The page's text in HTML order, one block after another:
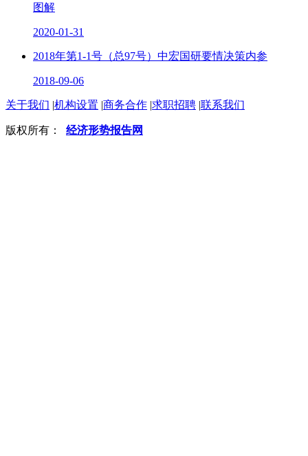
图解
2020-01-31
2018年第1-1号（总97号）中宏国研要情决策内参
2018-09-06
关于我们 |机构设置 |商务合作 |求职招聘 |联系我们
版权所有： 经济形势报告网